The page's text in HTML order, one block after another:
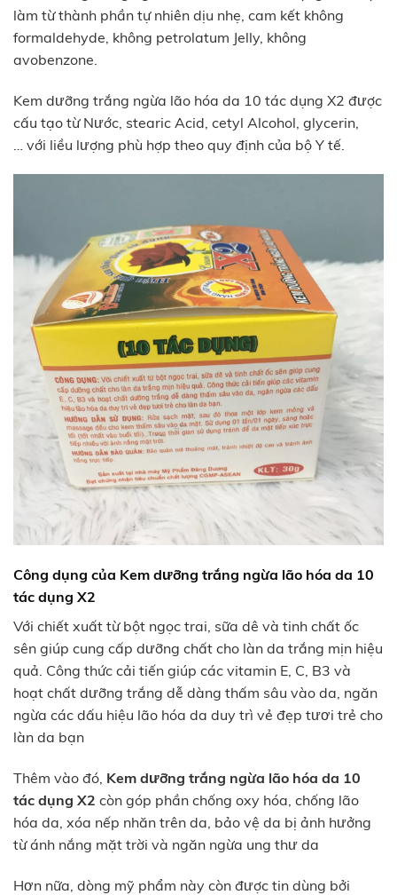
làm từ thành phần tự nhiên dịu nhẹ, cam kết không
formaldehyde, không petrolatum Jelly, không
avobenzone.
Kem dưỡng trắng ngừa lão hóa da 10 tác dụng X2 được
cấu tạo từ Nước, stearic Acid, cetyl Alcohol, glycerin,
… với liều lượng phù hợp theo quy định của bộ Y tế.
Công dụng của Kem dưỡng trắng ngừa lão hóa da 10
tác dụng X2
Với chiết xuất từ bột ngọc trai, sữa dê và tinh chất ốc
sên giúp cung cấp dưỡng chất cho làn da trắng mịn hiệu
quả. Công thức cải tiến giúp các vitamin E, C, B3 và
hoạt chất dưỡng trắng dễ dàng thấm sâu vào da, ngăn
ngừa các dấu hiệu lão hóa da duy trì vẻ đẹp tươi trẻ cho
làn da bạn
Thêm vào đó, Kem dưỡng trắng ngừa lão hóa da 10
tác dụng X2 còn góp phần chống oxy hóa, chống lão
hóa da, xóa nếp nhăn trên da, bảo vệ da bị ảnh hưởng
từ ánh nắng mặt trời và ngăn ngừa ung thư da
Hơn nữa, dòng mỹ phẩm này còn được tin dùng bởi